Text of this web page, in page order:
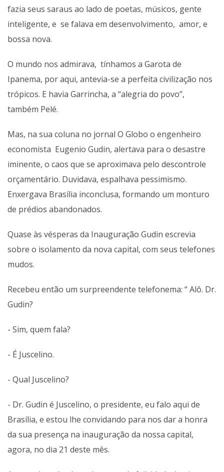
fazia seus saraus ao lado de poetas, músicos, gente
inteligente, e se falava em desenvolvimento, amor, e
bossa nova.
O mundo nos admirava, tínhamos a Garota de
Ipanema, por aqui, antevia-se a perfeita civilização nos
trópicos. E havia Garrincha, a “alegria do povo”,
também Pelé.
Mas, na sua coluna no jornal O Globo o engenheiro
economista Eugenio Gudin, alertava para o desastre
iminente, o caos que se aproximava pelo descontrole
orçamentário. Duvidava, espalhava pessimismo.
Enxergava Brasília inconclusa, formando um monturo
de prédios abandonados.
Quase às vésperas da Inauguração Gudin escrevia
sobre o isolamento da nova capital, com seus telefones
mudos.
Recebeu então um surpreendente telefonema: “ Alô. Dr.
Gudin?
- Sim, quem fala?
- É Juscelino.
- Qual Juscelino?
- Dr. Gudin é Juscelino, o presidente, eu falo aqui de
Brasília, e estou lhe convidando para nos dar a honra
da sua presença na inauguração da nossa capital,
agora, no dia 21 deste mês.